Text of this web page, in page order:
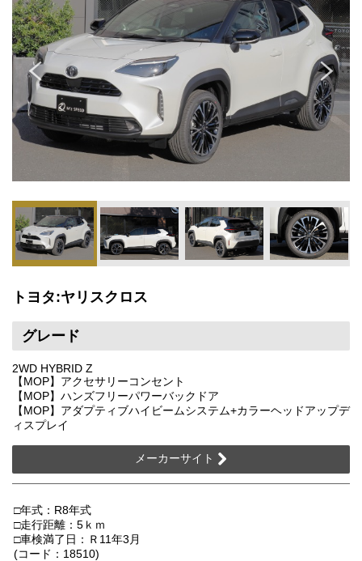
トヨタ:ヤリスクロス
グレード
2WD HYBRID Z
【MOP】アクセサリーコンセント
【MOP】ハンズフリーパワーバックドア
【MOP】アダプティブハイビームシステム+カラーヘッドアップデ
ィスプレイ
メーカーサイト
□年式：R8年式
□走行距離：5ｋｍ
□車検満了日：Ｒ11年3月
(コード：18510)